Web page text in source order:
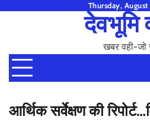
Thursday,
देवभूमि
खबर वही-जो
आर्थिक सर्वेक्षण की